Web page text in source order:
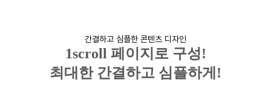
간결하고 심플한 콘텐츠 디자인
1scroll 페이지로 구성!
최대한 간결하고 심플하게 !